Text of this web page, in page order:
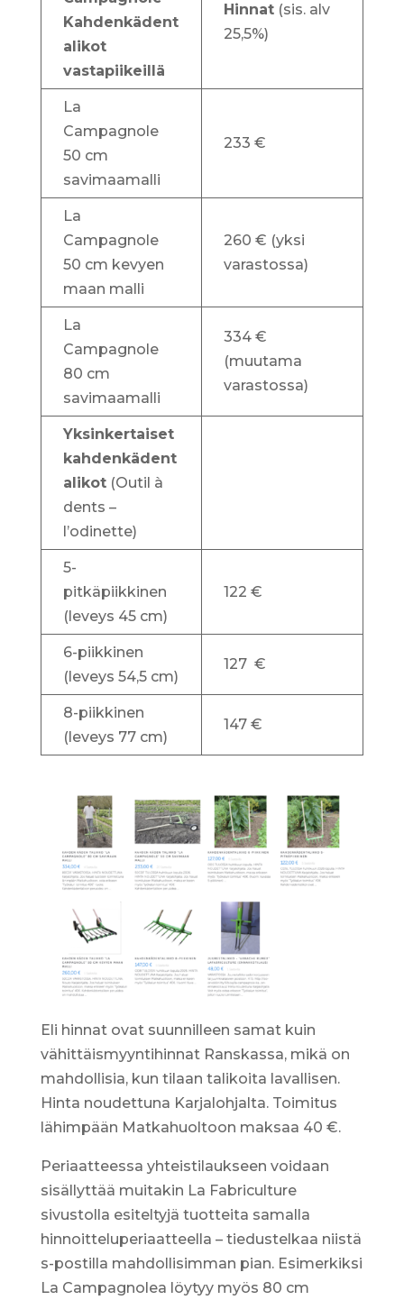
Kahdenkädent
alikot
vastapiikeillä
Hinnat(sis. alv
25,5%)
La
Campagnole
50 cm
savimaamalli
233 €
La
Campagnole
50 cm kevyen
maan malli
260 € (yksi
varastossa)
La
Campagnole
80 cm
savimaamalli
334 €
(muutama
varastossa)
Yksinkertaiset
kahdenkädent
alikot(Outil à
dents –
l’odinette)
5-
pitkäpiikkinen
(leveys 45 cm)
122 €
6-piikkinen
(leveys 54,5 cm)
127 €
8-piikkinen
(leveys 77 cm)
147 €
Eli hinnat ovat suunnilleen samat kuin
vähittäismyyntihinnat Ranskassa, mikä on
mahdollisia, kun tilaan talikoita lavallisen.
Hinta noudettuna Karjalohjalta. Toimitus
lähimpään Matkahuoltoon maksaa 40 €.
Periaatteessa yhteistilaukseen voidaan
sisällyttää muitakin La Fabriculture
sivustolla esiteltyjä tuotteita samalla
hinnoitteluperiaatteella – tiedustelkaa niistä
s-postilla mahdollisimman pian. Esimerkiksi
La Campagnolea löytyy myös 80 cm